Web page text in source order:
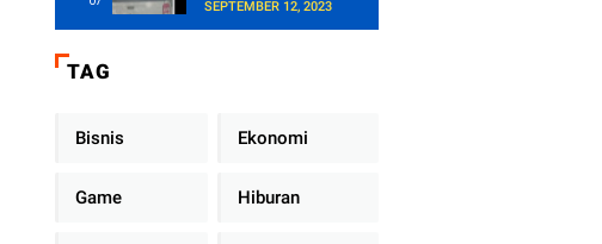
Asik Ngobrol
Dinas
SEPTEMBER 12, 2023
TAG
Bisnis Ekonomi
Game Hiburan